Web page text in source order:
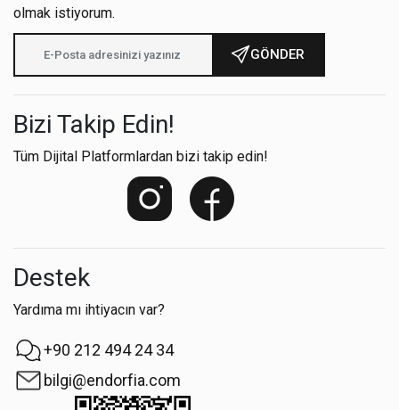
olmak istiyorum.
GÖNDER
Bizi Takip Edin!
Tüm Dijital Platformlardan bizi takip edin!
Destek
Yardıma mı ihtiyacın var?
+90 212 494 24 34
bilgi@endorfia.com